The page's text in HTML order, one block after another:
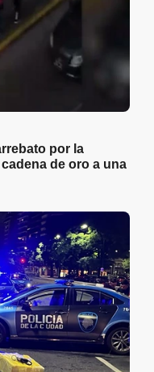
por la
de oro a una